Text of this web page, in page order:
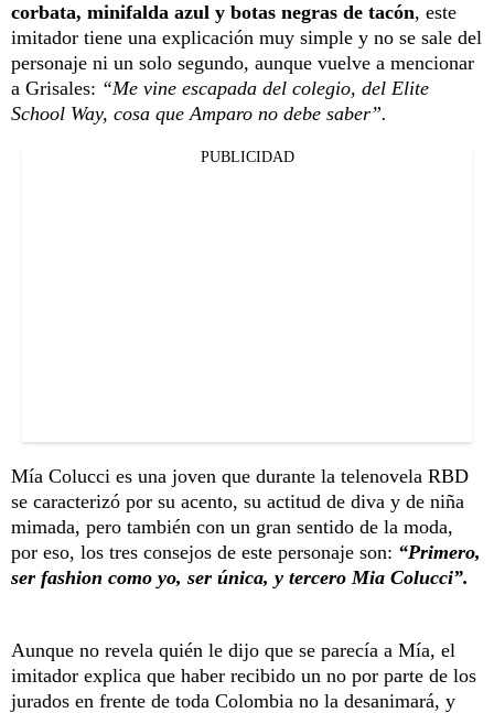
corbata, minifalda azul y botas negras de tacón, este
imitador tiene una explicación muy simple y no se sale del
personaje ni un solo segundo, aunque vuelve a mencionar
a Grisales: “Me vine escapada del colegio, del Elite
School Way, cosa que Amparo no debe saber”.
PUBLICIDAD
Mía Colucci es una joven que durante la telenovela RBD
se caracterizó por su acento, su actitud de diva y de niña
mimada, pero también con un gran sentido de la moda,
por eso, los tres consejos de este personaje son: “Primero,
ser fashion como yo, ser única, y tercero Mia Colucci”.
Aunque no revela quién le dijo que se parecía a Mía, el
imitador explica que haber recibido un no por parte de los
jurados en frente de toda Colombia no la desanimará, y